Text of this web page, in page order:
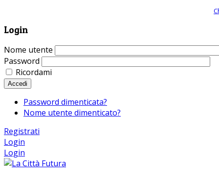
Login
Nome utente
Password
Ricordami
Accedi
Password dimenticata?
Nome utente dimenticato?
Registrati
Login
Login